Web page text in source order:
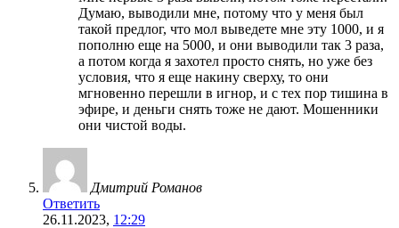
Думаю, выводили мне, потому что у меня был
такой предлог, что мол выведете мне эту 1000, и я
пополню еще на 5000, и они выводили так 3 раза,
а потом когда я захотел просто снять, но уже без
условия, что я еще накину сверху, то они
мгновенно перешли в игнор, и с тех пор тишина в
эфире, и деньги снять тоже не дают. Мошенники
они чистой воды.
Дмитрий Романов
Ответить
26.11.2023, 12:29